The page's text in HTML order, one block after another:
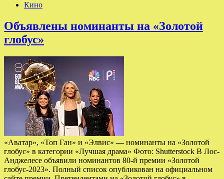
Кино
Объявлены номинанты на «Золотой
глобус»
«Аватар», «Топ Ган» и «Элвис» — номинанты на «Золотой
глобус» в категории «Лучшая драма» Фото: Shutterstock В Лос-
Анджелесе объявили номинантов 80-й премии «Золотой
глобус-2023». Полный список опубликован на официальном